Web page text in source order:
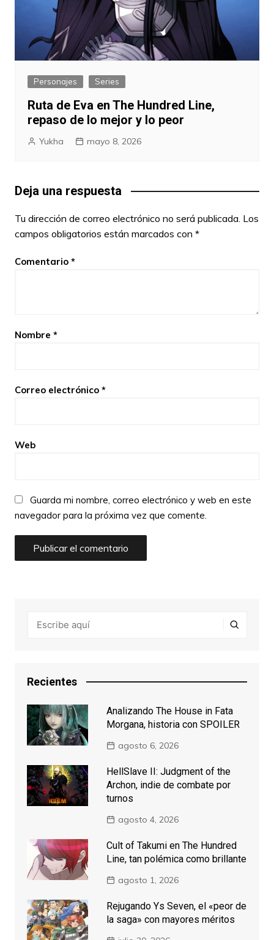
Personajes Series
Ruta de Eva en The Hundred Line,
repaso de lo mejor y lo peor
Yukha mayo 8, 2026
Deja una respuesta
Tu dirección de correo electrónico no será publicada. Los
campos obligatorios están marcados con *
Comentario *
Nombre *
Correo electrónico *
Web
Guarda mi nombre, correo electrónico y web en este
navegador para la próxima vez que comente.
Recientes
Analizando The House in Fata
Morgana, historia con SPOILER
agosto 6, 2026
HellSlave II: Judgment of the
Archon, indie de combate por
turnos
agosto 4, 2026
Cult of Takumi en The Hundred
Line, tan polémica como brillante
agosto 1, 2026
Rejugando Ys Seven, el «peor de
la saga» con mayores méritos